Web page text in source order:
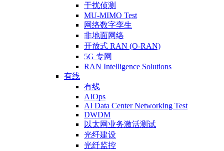
干扰侦测
MU-MIMO Test
网络数字孪生
非地面网络
开放式 RAN (O-RAN)
5G 专网
RAN Intelligence Solutions
有线
有线
AIOps
AI Data Center Networking Test
DWDM
以太网业务激活测试
光纤建设
光纤监控